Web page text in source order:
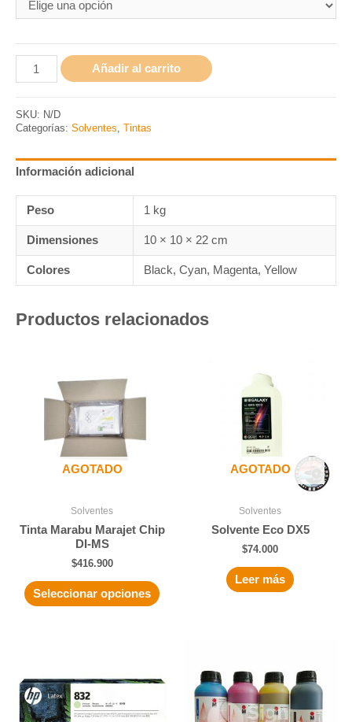
Añadir al carrito
SKU: N/D
Categorías: Solventes Tintas
Información adicional
Peso 1 kg
Dimensiones 10 × 10 × 22 cm
Colores Black, Cyan, Magenta, Yellow
Productos relacionados
AGOTADO
Solventes
Tinta Marabu Marajet Chip
DI-MS
$416.900
Seleccionar opciones
AGOTADO
Solventes
Solvente Eco DX5
$74.000
Leer más